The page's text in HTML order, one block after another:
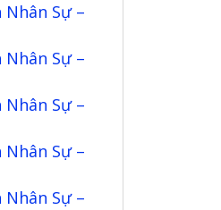
Nhân Sự –
Nhân Sự –
Nhân Sự –
Nhân Sự –
Nhân Sự –